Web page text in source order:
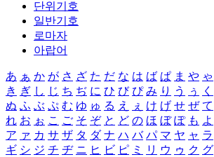
단위기호
일반기호
로마자
아랍어
あ ぁ か が さ ざ た だ な は ば ぱ ま や ゃ
き ぎ し じ ち ぢ に ひ び ぴ み り う ぅ く
ぬ ふ ぶ ぷ む ゆ ゅ る え ぇ け げ せ ぜ て
れ お ぉ こ ご そ ぞ と ど の ほ ぼ ぽ も よ
ア ァ カ サ ザ タ ダ ナ ハ バ パ マ ヤ ャ ラ
ギ シ ジ チ ヂ ニ ヒ ビ ピ ミ リ ウ ゥ ク グ